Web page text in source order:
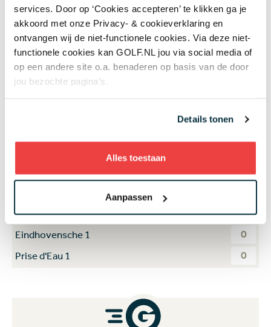
services. Door op ‘Cookies accepteren’ te klikken ga je
akkoord met onze Privacy- & cookieverklaring en
ontvangen wij de niet-functionele cookies. Via deze niet-
functionele cookies kan GOLF.NL jou via social media of
op een andere site o.a. benaderen op basis van de door
jou bezochte pagina’s.
Details tonen
Alles toestaan
Aanpassen
za 02 mei
Prise d'Eau
Eindhovensche 1 0
za 09 mei
0
za 09 mei
De Gelpenberg
za 09 mei
De Gelpenberg
Eindhovensche 1
0
Prise d'Eau 1 0